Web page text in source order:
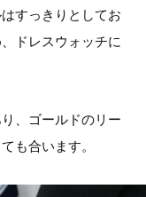
すっきりとしてお
ドレスウォッチに
、ゴールドのリー
も合います。